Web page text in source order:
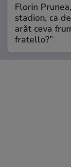
Florin
stadion, ca
arăt ceva
fratello?”